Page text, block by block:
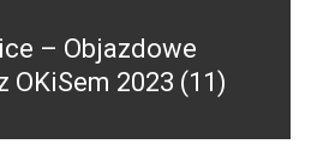
– Objazdowe
OKiSem 2023 (11)